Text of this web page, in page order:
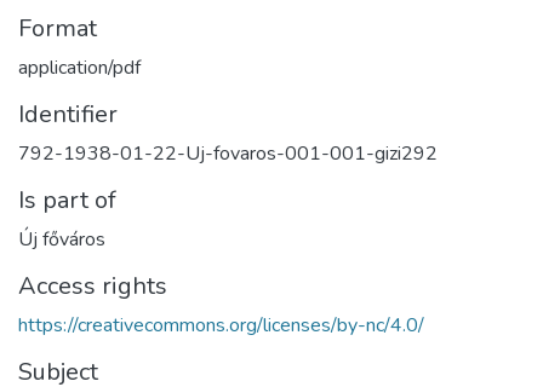
Format
application/pdf
Identifier
792-1938-01-22-Uj-fovaros-001-001-gizi292
Is part of
Új főváros
Access rights
https://creativecommons.org/licenses/by-nc/4.0/
Subject